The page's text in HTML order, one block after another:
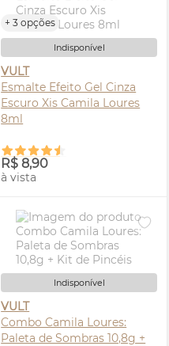
+ 3 opções
Indisponível
VULT
Esmalte Efeito Gel Cinza
Escuro Xis Camila Loures
8ml
R$ 8,90
à vista
Indisponível
VULT
Combo Camila Loures:
Paleta de Sombras 10,8g +